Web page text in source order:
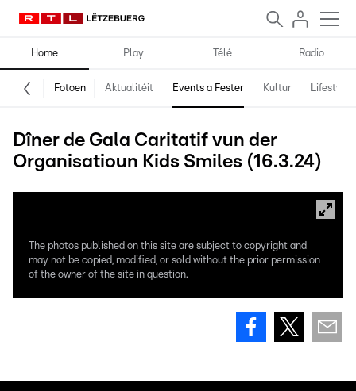
Home Play Télé Radio
Fotoen Aktualitéit Events a Fester Kultur Lifestyle
Dîner de Gala Caritatif vun der
Organisatioun Kids Smiles (16.3.24)
The photos published on this site are subject to copyright and
may not be copied, modified, or sold without the prior permission
of the owner of the site in question.